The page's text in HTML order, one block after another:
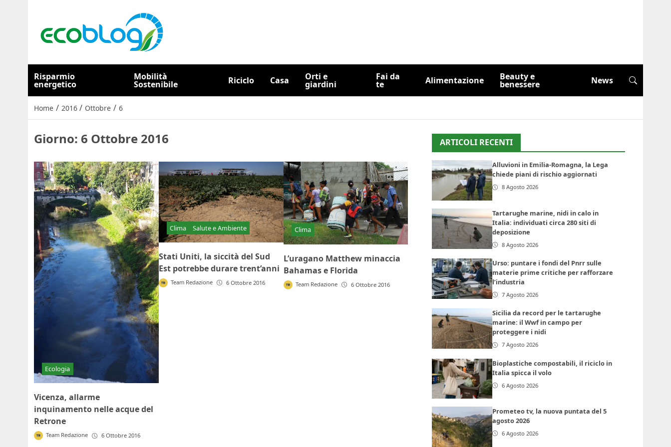
Risparmio
energetico
Mobilità
Sostenibile Riciclo Casa Orti e
giardini
Fai da
te Alimentazione Beauty e
benessere News
Home / 2016 / Ottobre / 6
Giorno: 6 Ottobre 2016
Ecologia
Vicenza, allarme
inquinamento nelle acque del
Retrone
Team Redazione 6 Ottobre 2016
Clima Salute e Ambiente
Stati Uniti, la siccità del Sud
Est potrebbe durare trent’anni
Team Redazione 6 Ottobre 2016
Clima
L’uragano Matthew minaccia
Bahamas e Florida
Team Redazione 6 Ottobre 2016
ARTICOLI RECENTI
Alluvioni in Emilia-Romagna, la Lega
chiede piani di rischio aggiornati
8 Agosto 2026
Tartarughe marine, nidi in calo in
Italia: individuati circa 280 siti di
deposizione
8 Agosto 2026
Urso: puntare i fondi del Pnrr sulle
materie prime critiche per rafforzare
l’industria
7 Agosto 2026
Sicilia da record per le tartarughe
marine: il Wwf in campo per
proteggere i nidi
7 Agosto 2026
Bioplastiche compostabili, il riciclo in
Italia spicca il volo
6 Agosto 2026
Prometeo tv, la nuova puntata del 5
agosto 2026
6 Agosto 2026